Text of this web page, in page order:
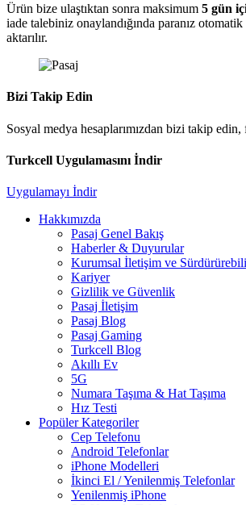
Ürün bize ulaştıktan sonra maksimum 5 gün
iade talebiniz onaylandığında paranız
aktarılır.
Bizi Takip Edin
Sosyal medya hesaplarımızdan bizi takip edin,
Turkcell Uygulamasını İndir
Uygulamayı İndir
Hakkımızda
Pasaj Genel Bakış
Haberler & Duyurular
Kurumsal İletişim ve
Kariyer
Gizlilik ve Güvenlik
Pasaj İletişim
Pasaj Blog
Pasaj Gaming
Turkcell Blog
Akıllı Ev
5G
Numara Taşıma & Hat Taşıma
Hız Testi
Popüler Kategoriler
Cep Telefonu
Android Telefonlar
iPhone Modelleri
İkinci El / Yenilenmiş Telefonlar
Yenilenmiş iPhone